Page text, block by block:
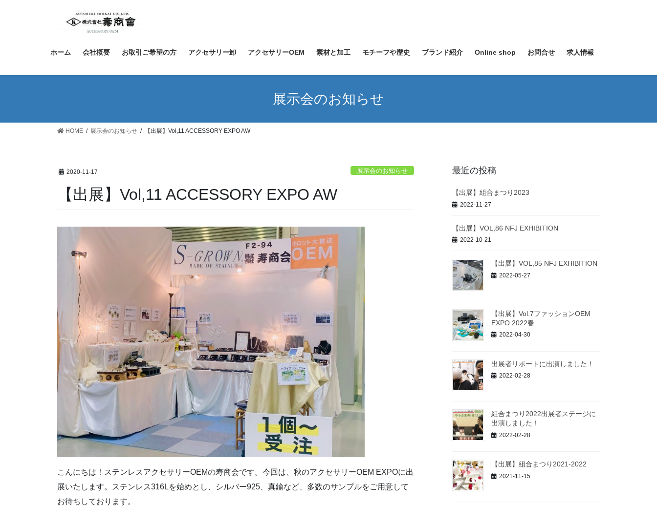
ス
ン
ホーム 会社概要 お取引ご希望の方 アクセサリー卸 アクセサリーOEM 素材と加工 モチーフや歴史 ブランド紹介 Online shop お問合せ 求人情報
展示会のお知らせ
HOME 展示会のお知らせ 【出展】Vol,11 ACCESSORY EXPO AW
2020-11-17 展示会のお知らせ
【出展】Vol,11 ACCESSORY EXPO AW
こんにちは！ステンレスアクセサリーOEMの寿商会です。今回は、秋のアクセサリーOEM EXPOに出
展いたします。ステンレス316Lを始めとし、シルバー925、真鍮など、多数のサンプルをご用意して
お待ちしております。
最近の投稿
【出展】組合まつり2023
2022-11-27
【出展】VOL,86 NFJ EXHIBITION
2022-10-21
【出展】VOL,85 NFJ EXHIBITION
2022-05-27
【出展】Vol.7ファッションOEM
EXPO 2022春
2022-04-30
出展者リポートに出演しました！
2022-02-28
組合まつり2022出展者ステージに
出演しました！
2022-02-28
【出展】組合まつり2021-2022
2021-11-15